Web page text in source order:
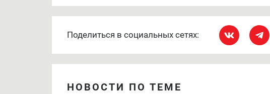
Поделиться в социальных сетях:
НОВОСТИ ПО ТЕМЕ